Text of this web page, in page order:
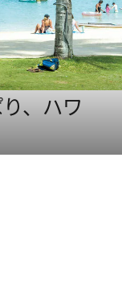
、ハワ